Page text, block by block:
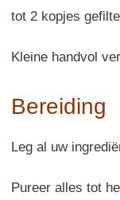
tot 2 kopjes
Kleine handvol
Bereiding
Leg al uw
Pureer alles tot